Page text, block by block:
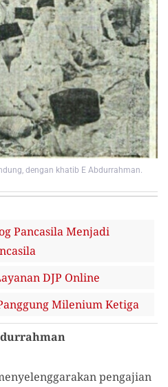
dengan khatib E Abdurrahman.
Pancasila Menjadi
DJP Online
Milenium Ketiga
pengajian